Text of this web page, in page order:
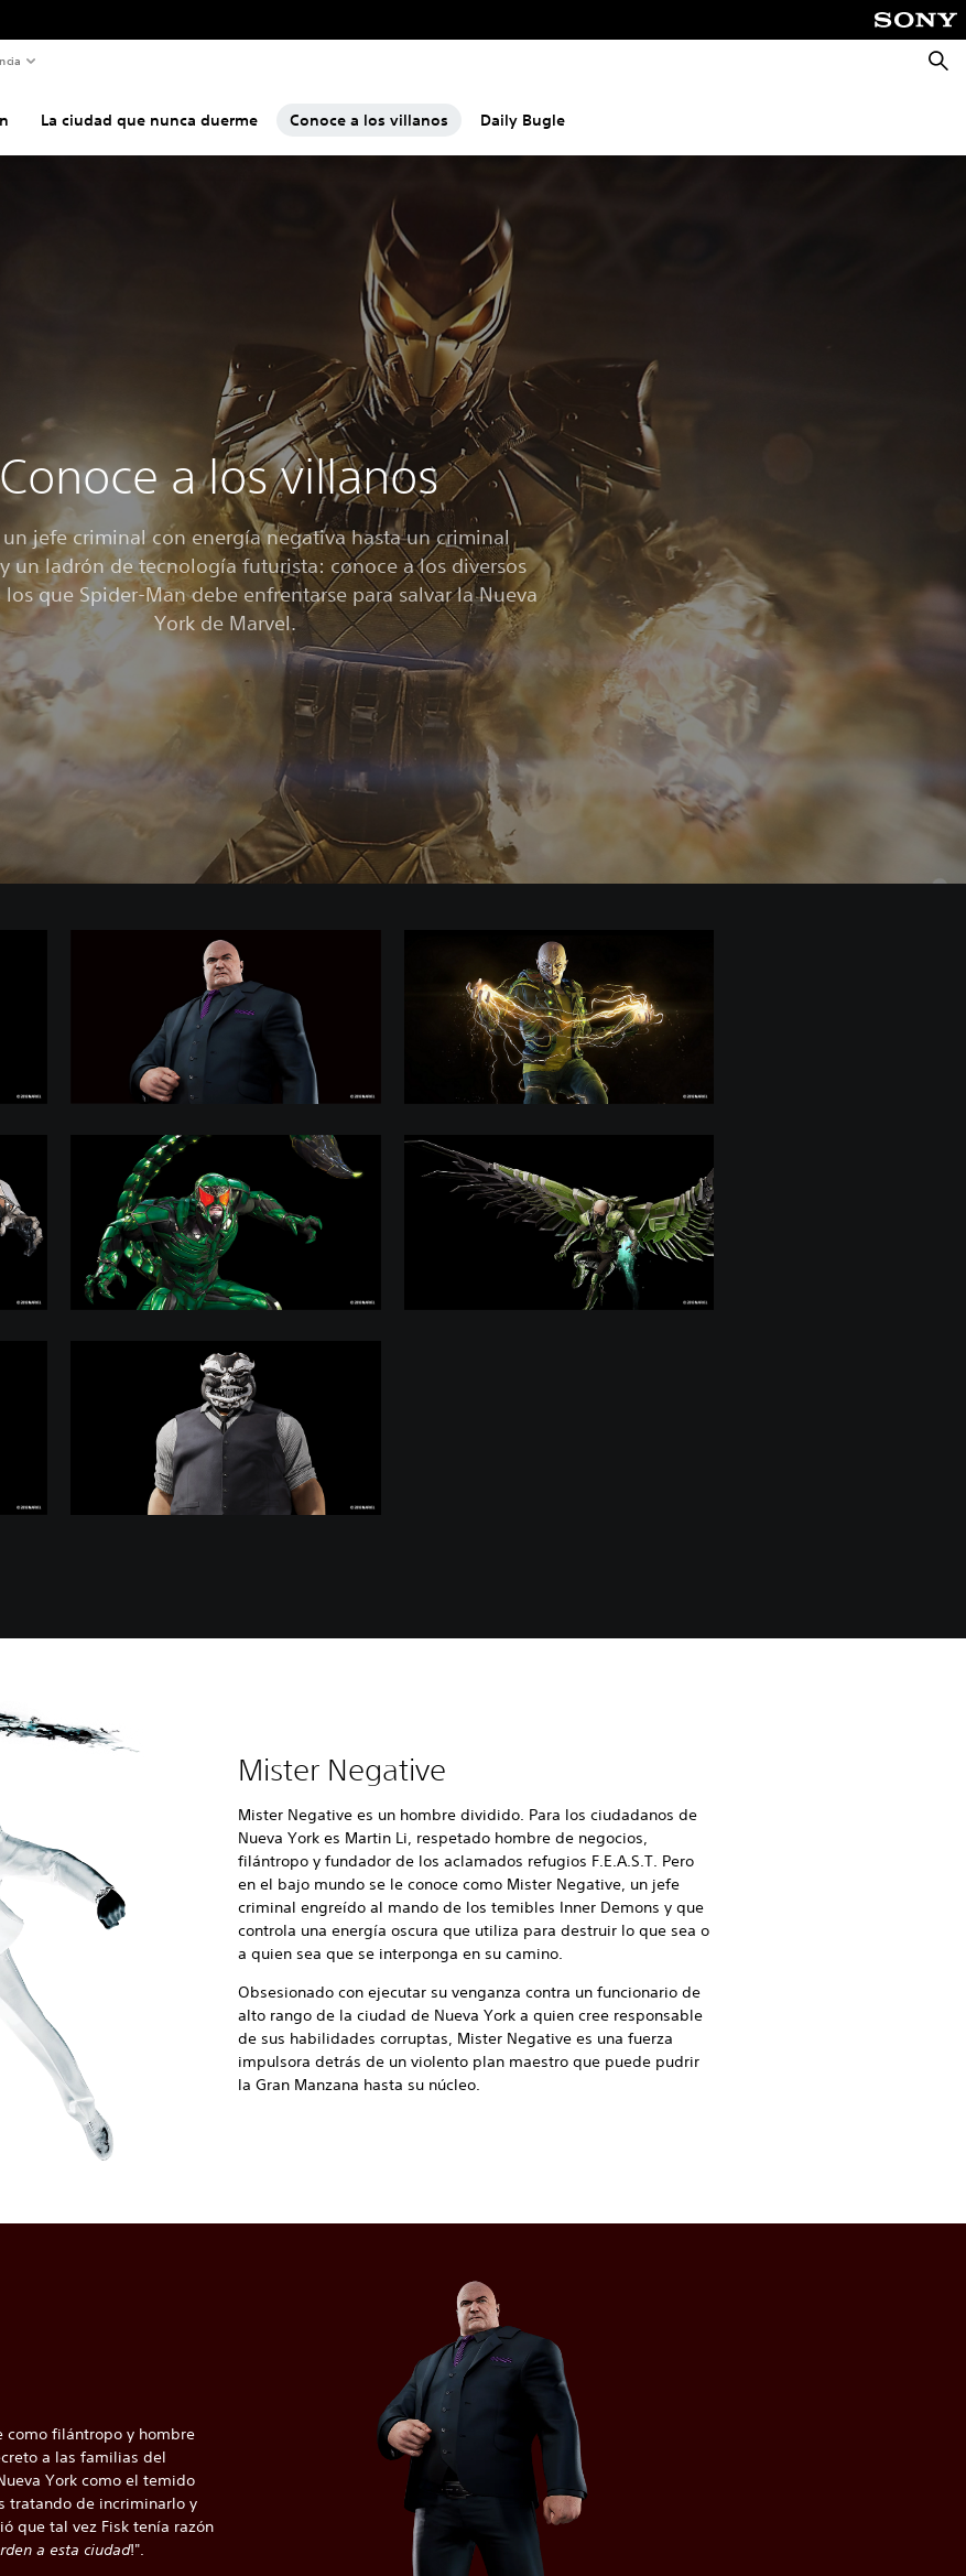
La ciudad que nunca duerme Conoce a los villanos Daily Bugle
Conoce a los villanos
un jefe criminal con energía negativa hasta un criminal
un ladrón de tecnología futurista: conoce a los diversos
que Spider-Man debe enfrentarse para salvar la Nueva
York de Marvel.
Mister Negative
Mister Negative es un hombre dividido. Para los ciudadanos de
Nueva York es Martin Li, respetado hombre de negocios,
filántropo y fundador de los aclamados refugios F.E.A.S.T. Pero
en el bajo mundo se le conoce como Mister Negative, un jefe
criminal engreído al mando de los temibles Inner Demons y que
controla una energía oscura que utiliza para destruir lo que sea o
a quien sea que se interponga en su camino.
Obsesionado con ejecutar su venganza contra un funcionario de
alto rango de la ciudad de Nueva York a quien cree responsable
de sus habilidades corruptas, Mister Negative es una fuerza
impulsora detrás de un violento plan maestro que puede pudrir
la Gran Manzana hasta su núcleo.
como filántropo y hombre
a las familias del
York como el temido
tratando de incriminarlo y
que tal vez Fisk tenía razón
a esta ciudad!".